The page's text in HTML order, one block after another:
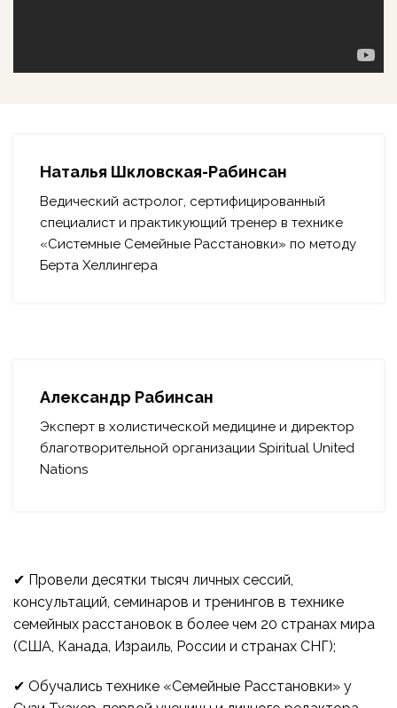
Наталья Шкловская-Рабинсан
Ведический астролог, сертифицированный
специалист и практикующий тренер в технике
«Системные Семейные Расстановки» по методу
Берта Хеллингера
Александр Рабинсан
Эксперт в холистической медицине и директор
благотворительной организации Spiritual United
Nations
✔ Провели десятки тысяч личных сессий,
консультаций, семинаров и тренингов в технике
семейных расстановок в более чем 20 странах мира
(США, Канада, Израиль, России и странах СНГ);
✔ Обучались технике «Семейные Расстановки» у